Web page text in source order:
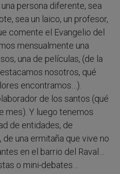
persona diferente, sea
sea un laico, un profesor,
comente el Evangelio del
mensualmente una
una de películas, (de la
nosotros, qué
encontramos…).
de los santos (qué
mes). Y luego tenemos
de entidades, de
una ermitaña que vive no
en el barrio del Raval…
o mini-debates…